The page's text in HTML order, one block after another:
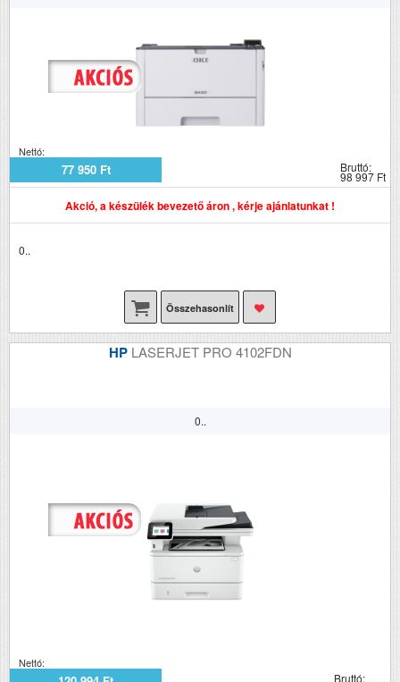
Nettó:
77 950 Ft Bruttó:
98 997 Ft
Akció, a készülék bevezető áron , kérje ajánlatunkat !
0..
Összehasonlít
HP LASERJET PRO 4102FDN
0..
Nettó:
Bruttó: